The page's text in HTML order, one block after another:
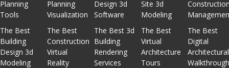
Planning
Tools
Planning
Visualization
Design 3d
Software
Site 3d
Modeling
The Best
Building
Design 3d
Modeling
The Best
Construction
Virtual
Reality
The Best 3d
Building
Rendering
Services
The Best
Virtual
Architecture
Tours
The Best
Digital
Architectural